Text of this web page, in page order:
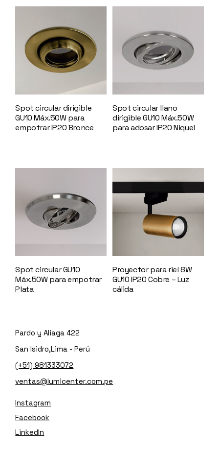
Spot circular dirigible
GU10 Máx.50W para
empotrar IP20 Bronce
Spot circular llano
dirigible GU10 Máx.50W
para adosar IP20 Niquel
Spot circular GU10
Máx.50W para empotrar
Plata
Proyector para riel 8W
GU10 IP20 Cobre – Luz
cálida
Pardo y Aliaga 422
San Isidro,Lima - Perú
(+51) 981333072
ventas@lumicenter.com.pe
Instagram
Facebook
LinkedIn